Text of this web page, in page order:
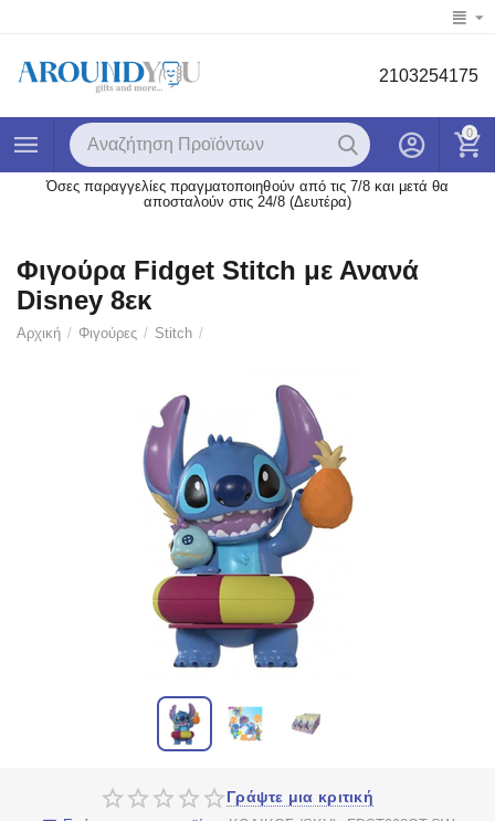
2103254175
0
Όσες παραγγελίες πραγματοποιηθούν από τις 7/8 και μετά θα
αποσταλούν στις 24/8 (Δευτέρα)
Φιγούρα Fidget Stitch με Ανανά
Disney 8εκ
Αρχική / Φιγούρες / Stitch /
Γράψτε μια κριτική